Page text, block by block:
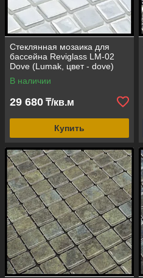
Стеклянная мозаика для
бассейна Reviglass LM-02
Dove (Lumak, цвет - dove)
В наличии
29 680 ₸/кв.м
Купить